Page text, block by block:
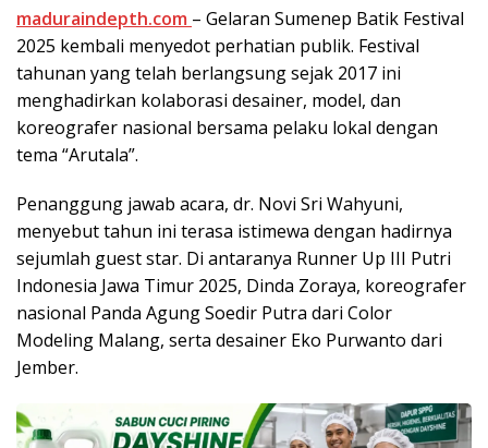
maduraindepth.com – Gelaran Sumenep Batik Festival
2025 kembali menyedot perhatian publik. Festival
tahunan yang telah berlangsung sejak 2017 ini
menghadirkan kolaborasi desainer, model, dan
koreografer nasional bersama pelaku lokal dengan
tema “Arutala”.
Penanggung jawab acara, dr. Novi Sri Wahyuni,
menyebut tahun ini terasa istimewa dengan hadirnya
sejumlah guest star. Di antaranya Runner Up III Putri
Indonesia Jawa Timur 2025, Dinda Zoraya, koreografer
nasional Panda Agung Soedir Putra dari Color
Modeling Malang, serta desainer Eko Purwanto dari
Jember.